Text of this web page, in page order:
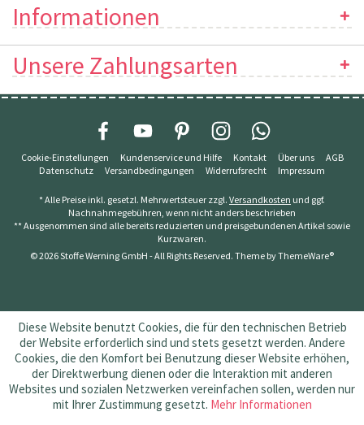
Informationen
Unsere Zahlungsarten
Cookie-Einstellungen Kundenservice und Hilfe Kontakt Über uns
AGB
Datenschutz
Versandbedingungen Widerrufsrecht Impressum
* Alle Preise inkl. gesetzl. Mehrwertsteuer zzgl. Versandkosten und ggf.
Nachnahmegebühren, wenn nicht anders beschrieben
** Ausgenommen sind alle bereits reduzierten und preisgebundenen Artikel sowie
Kurzwaren.
© 2026 Stoffe Werning GmbH - All Rights Reserved. Theme byThemeWare®
Diese Website benutzt Cookies, die für den technischen Betrieb
der Website erforderlich sind und stets gesetzt werden. Andere
Cookies, die den Komfort bei Benutzung dieser Website erhöhen,
der Direktwerbung dienen oder die Interaktion mit anderen
Websites und sozialen Netzwerken vereinfachen sollen, werden nur
mit Ihrer Zustimmung gesetzt. Mehr Informationen